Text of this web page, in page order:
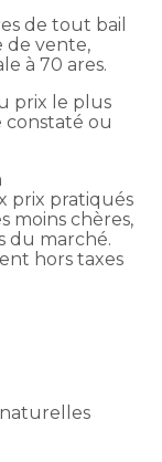
de tout bail
de vente,
à 70 ares.
prix le plus
constaté ou
prix pratiqués
moins chères,
du marché.
hors taxes